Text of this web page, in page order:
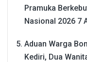
Pramuka
Nasional 2026 7
Aduan Warga
Kediri, Dua